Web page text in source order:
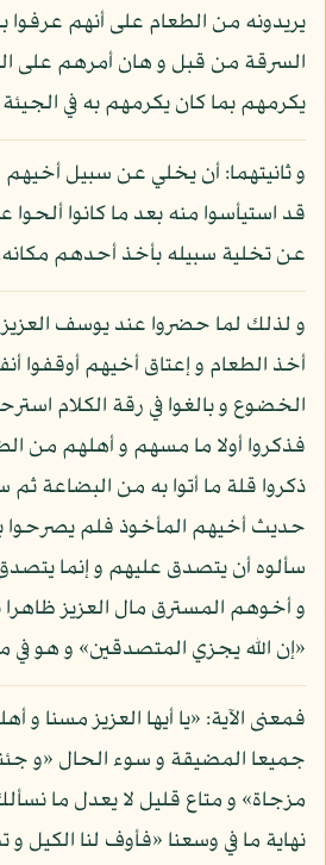
يريدونه من الطعام على أنهم
السرقة من قبل و هان أمرهم على
يكرمهم بما كان يكرمهم به في الجيئة
و ثانيتهما: أن يخلي عن سبيل أخيهم
قد استيأسوا منه بعد ما كانوا ألحوا
عن تخلية سبيله بأخذ أحدهم
و لذلك لما حضروا عند يوسف
أخذ الطعام و إعتاق أخيهم أوقفوا
الخضوع و بالغوا في رقة الكلام
فذكروا أولا ما مسهم و أهلهم من
ذكروا قلة ما أتوا به من البضاعة ثم
حديث أخيهم المأخوذ فلم يصرحوا
سألوه أن يتصدق عليهم و إنما
و أخوهم المسترق مال العزيز
«إن الله يجزي المتصدقين» و هو في
فمعنى الآية: «يا أيها العزيز مسنا و
جميعا المضيقة و سوء الحال «و
مزجاة» و متاع قليل لا يعدل ما
نهاية ما في وسعنا «فأوف لنا الكيل